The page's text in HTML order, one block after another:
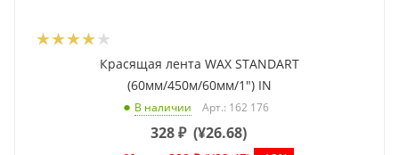
Красящая лента WAX STANDART
(60мм/450м/60мм/1") IN
В наличии Арт.: 162 176
328₽ (¥26.68)